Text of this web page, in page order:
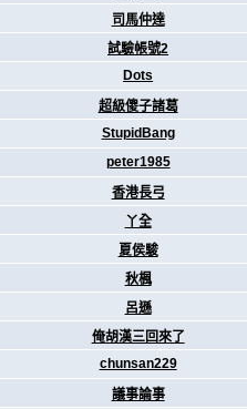
司馬仲達
試驗帳號2
Dots
超級傻子諸葛
StupidBang
peter1985
香港長弓
丫全
夏侯駿
秋楓
呂遜
俺胡漢三回來了
chunsan229
議事論事